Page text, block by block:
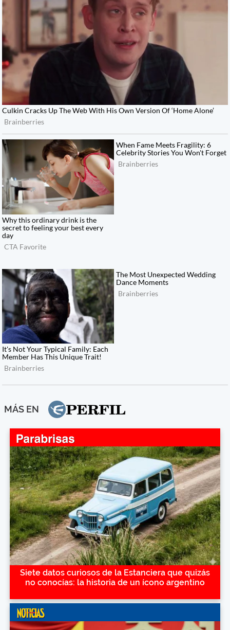
MÁS EN
Siete datos curiosos de la Estanciera que quizás
no conocías: la historia de un ícono argentino